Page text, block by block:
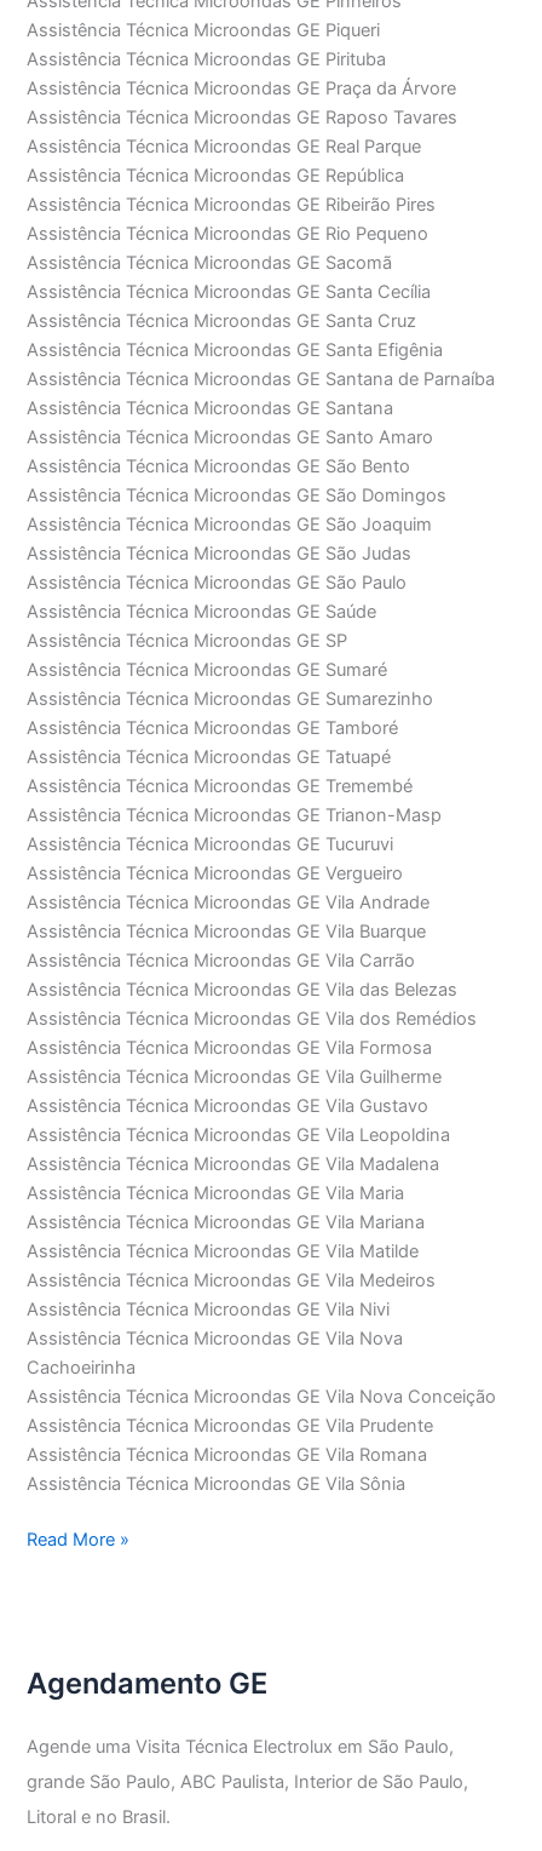
Assistência Técnica Microondas GE Piqueri
Assistência Técnica Microondas GE Pirituba
Assistência Técnica Microondas GE Praça da Árvore
Assistência Técnica Microondas GE Raposo Tavares
Assistência Técnica Microondas GE Real Parque
Assistência Técnica Microondas GE República
Assistência Técnica Microondas GE Ribeirão Pires
Assistência Técnica Microondas GE Rio Pequeno
Assistência Técnica Microondas GE Sacomã
Assistência Técnica Microondas GE Santa Cecília
Assistência Técnica Microondas GE Santa Cruz
Assistência Técnica Microondas GE Santa Efigênia
Assistência Técnica Microondas GE Santana de Parnaíba
Assistência Técnica Microondas GE Santana
Assistência Técnica Microondas GE Santo Amaro
Assistência Técnica Microondas GE São Bento
Assistência Técnica Microondas GE São Domingos
Assistência Técnica Microondas GE São Joaquim
Assistência Técnica Microondas GE São Judas
Assistência Técnica Microondas GE São Paulo
Assistência Técnica Microondas GE Saúde
Assistência Técnica Microondas GE SP
Assistência Técnica Microondas GE Sumaré
Assistência Técnica Microondas GE Sumarezinho
Assistência Técnica Microondas GE Tamboré
Assistência Técnica Microondas GE Tatuapé
Assistência Técnica Microondas GE Tremembé
Assistência Técnica Microondas GE Trianon-Masp
Assistência Técnica Microondas GE Tucuruvi
Assistência Técnica Microondas GE Vergueiro
Assistência Técnica Microondas GE Vila Andrade
Assistência Técnica Microondas GE Vila Buarque
Assistência Técnica Microondas GE Vila Carrão
Assistência Técnica Microondas GE Vila das Belezas
Assistência Técnica Microondas GE Vila dos Remédios
Assistência Técnica Microondas GE Vila Formosa
Assistência Técnica Microondas GE Vila Guilherme
Assistência Técnica Microondas GE Vila Gustavo
Assistência Técnica Microondas GE Vila Leopoldina
Assistência Técnica Microondas GE Vila Madalena
Assistência Técnica Microondas GE Vila Maria
Assistência Técnica Microondas GE Vila Mariana
Assistência Técnica Microondas GE Vila Matilde
Assistência Técnica Microondas GE Vila Medeiros
Assistência Técnica Microondas GE Vila Nivi
Assistência Técnica Microondas GE Vila Nova
Cachoeirinha
Assistência Técnica Microondas GE Vila Nova Conceição
Assistência Técnica Microondas GE Vila Prudente
Assistência Técnica Microondas GE Vila Romana
Assistência Técnica Microondas GE Vila Sônia
Assistência
Read More »
Agendamento GE
Agende uma Visita Técnica Electrolux em São Paulo,
grande São Paulo, ABC Paulista, Interior de São Paulo,
Litoral e no Brasil.